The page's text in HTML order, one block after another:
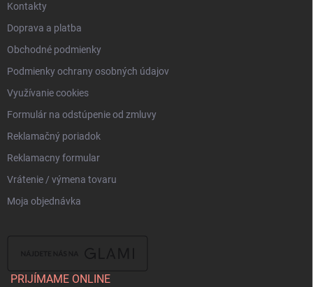
Kontakty
Doprava a platba
Obchodné podmienky
Podmienky ochrany osobných údajov
Využívanie cookies
Formulár na odstúpenie od zmluvy
Reklamačný poriadok
Reklamacny formular
Vrátenie / výmena tovaru
Moja objednávka
PRIJÍMAME ONLINE